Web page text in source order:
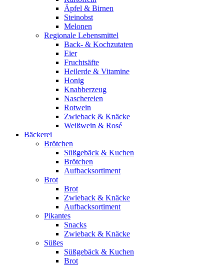
Äpfel & Birnen
Steinobst
Melonen
Regionale Lebensmittel
Back- & Kochzutaten
Eier
Fruchtsäfte
Heilerde & Vitamine
Honig
Knabberzeug
Naschereien
Rotwein
Zwieback & Knäcke
Weißwein & Rosé
Bäckerei
Brötchen
Süßgebäck & Kuchen
Brötchen
Aufbacksortiment
Brot
Brot
Zwieback & Knäcke
Aufbacksortiment
Pikantes
Snacks
Zwieback & Knäcke
Süßes
Süßgebäck & Kuchen
Brot